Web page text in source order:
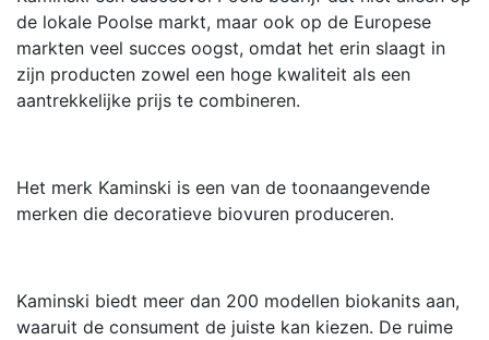
de lokale Poolse markt, maar ook op de Europese
markten veel succes oogst, omdat het erin slaagt in
zijn producten zowel een hoge kwaliteit als een
aantrekkelijke prijs te combineren.
Het merk Kaminski is een van de toonaangevende
merken die decoratieve biovuren produceren.
Kaminski biedt meer dan 200 modellen biokanits aan,
waaruit de consument de juiste kan kiezen. De ruime